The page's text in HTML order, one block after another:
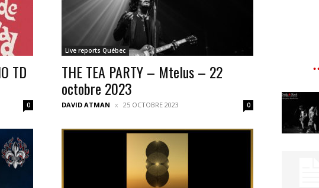
TD
0
Live reports Québec
THE TEA PARTY – Mtelus – 22
octobre 2023
DAVID ATMAN 25 OCTOBRE 2023 0